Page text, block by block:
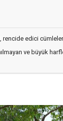
rencide edici
ve büyük